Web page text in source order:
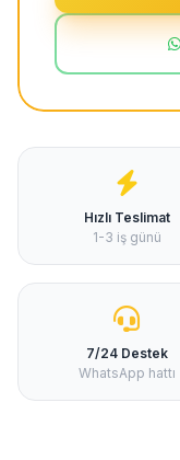
Hızlı Teslimat
1-3 iş günü
7/24 Destek
WhatsApp hattı